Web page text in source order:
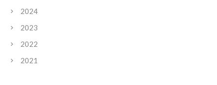
2024
2023
2022
2021